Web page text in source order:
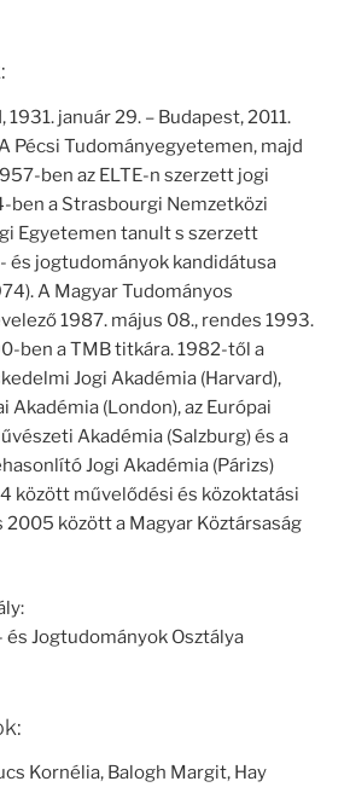
1931. január 29. – Budapest, 2011.
Pécsi Tudományegyetemen, majd
ben az ELTE-n szerzett jogi
ben a Strasbourgi Nemzetközi
Egyetemen tanult s szerzett
és jogtudományok kandidátusa
A Magyar Tudományos
1987. május 08., rendes 1993.
ben a TMB titkára. 1982-től a
Jogi Akadémia (Harvard),
Akadémia (London), az Európai
Akadémia (Salzburg) és a
Jogi Akadémia (Párizs)
között művelődési és közoktatási
között a Magyar Köztársaság
és Jogtudományok Osztálya
Kornélia, Balogh Margit, Hay